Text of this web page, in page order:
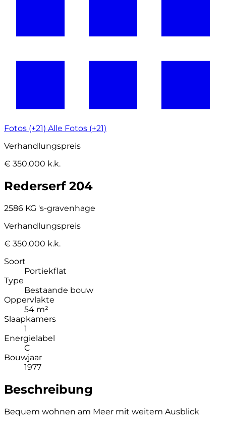
Fotos (+21) Alle Fotos (+21)
Verhandlungspreis
€ 350.000 k.k.
Rederserf 204
2586 KG 's-gravenhage
Verhandlungspreis
€ 350.000 k.k.
Soort
Portiekflat
Type
Bestaande bouw
Oppervlakte
54 m²
Slaapkamers
1
Energielabel
C
Bouwjaar
1977
Beschreibung
Bequem wohnen am Meer mit weitem Ausblick